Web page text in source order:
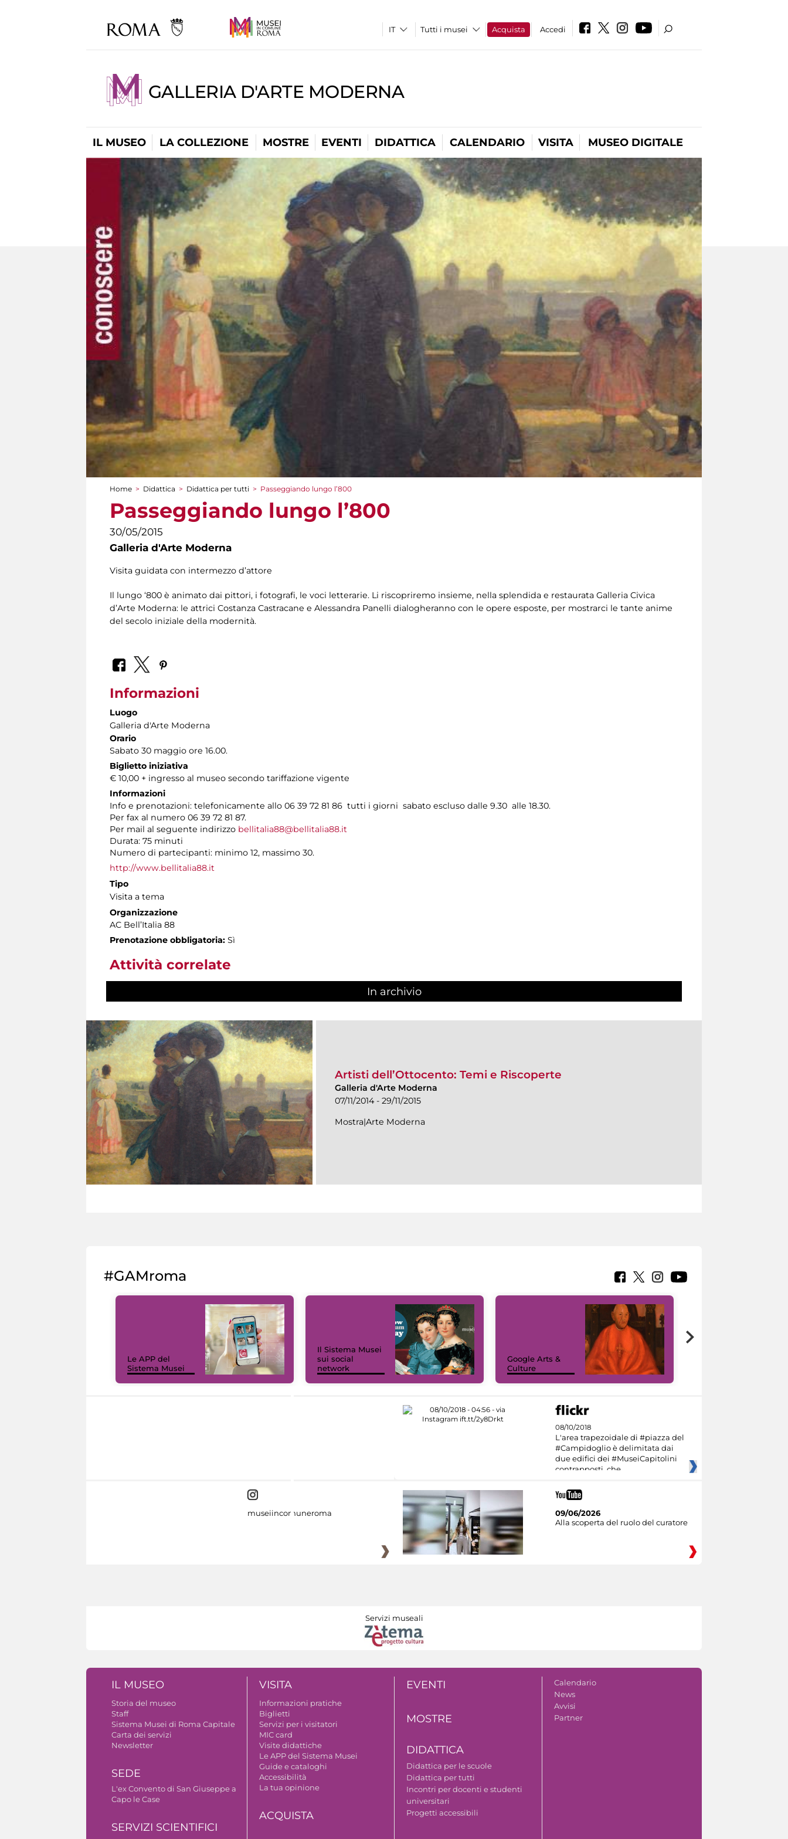
Tutti i musei Acquista Accedi
GALLERIA D'ARTE MODERNA
IL MUSEO LA COLLEZIONE MOSTRE EVENTI DIDATTICA CALENDARIO VISITA MUSEO DIGITALE
Tu sei qui
Home > Didattica > Didattica per tutti > Passeggiando lungo l’800
Passeggiando lungo l’800
30/05/2015
Galleria d'Arte Moderna
Visita guidata con intermezzo d’attore
Il lungo ‘800 è animato dai pittori, i fotografi, le voci letterarie. Li riscopriremo insieme, nella splendida e restaurata Galleria Civica
d’Arte Moderna: le attrici Costanza Castracane e Alessandra Panelli dialogheranno con le opere esposte, per mostrarci le tante anime
del secolo iniziale della modernità.
Informazioni
Luogo
Galleria d'Arte Moderna
Orario
Sabato 30 maggio ore 16.00.
Biglietto iniziativa
€ 10,00 + ingresso al museo secondo tariffazione vigente
Informazioni
Info e prenotazioni: telefonicamente allo 06 39 72 81 86 tutti i giorni sabato escluso dalle 9.30 alle 18.30.
Per fax al numero 06 39 72 81 87.
Per mail al seguente indirizzo bellitalia88@bellitalia88.it
Durata: 75 minuti
Numero di partecipanti: minimo 12, massimo 30.
http://www.bellitalia88.it
Tipo
Visita a tema
Organizzazione
AC Bell’Italia 88
Prenotazione obbligatoria: Sì
Attività correlate
In archivio
Artisti dell’Ottocento: Temi e Riscoperte
Galleria d'Arte Moderna
07/11/2014 - 29/11/2015
Mostra|Arte Moderna
#GAMroma
Le APP del
Sistema Musei
Il Sistema Musei
sui social
network
Google Arts &
Culture
08/10/2018
L'area trapezoidale di #piazza del
#Campidoglio è delimitata dai
due edifici dei #MuseiCapitolini
contrapposti, che
museiincomuneroma
09/06/2026
Alla scoperta del ruolo del curatore
Servizi museali
IL MUSEO
Storia del museo
Staff
Sistema Musei di Roma Capitale
Carta dei servizi
Newsletter
SEDE
L'ex Convento di San Giuseppe a
Capo le Case
SERVIZI SCIENTIFICI
VISITA
Informazioni pratiche
Biglietti
Servizi per i visitatori
MIC card
Visite didattiche
Le APP del Sistema Musei
Guide e cataloghi
Accessibilità
La tua opinione
ACQUISTA
EVENTI
MOSTRE
DIDATTICA
Didattica per le scuole
Didattica per tutti
Incontri per docenti e studenti
universitari
Progetti accessibili
Calendario
News
Avvisi
Partner